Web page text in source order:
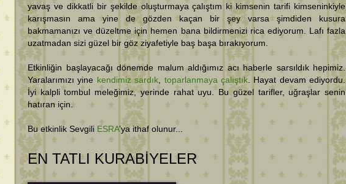
yavaş ve dikkatli bir şekilde oluşturmaya çalıştım ki kimsenin tarifi kimseninkiyle
karışmasın ama yine de gözden kaçan bir şey varsa şimdiden kusura
bakmamanızı ve düzeltme için hemen bana bildirmenizi rica ediyorum. Lafı fazla
uzatmadan sizi güzel bir göz ziyafetiyle baş başa bırakıyorum.
Etkinliğin başlayacağı dönemde malum aldığımız acı haberle sarsıldık hepimiz.
Yaralarımızı yine kendimiz sardık toparlanmaya çalıştık. Hayat devam ediyordu.
İyi kalpli tombul meleğimiz, yerinde rahat uyu. Bu güzel tarifler, uğraşlar senin
hatıran için.
Bu etkinlik Sevgili ESRA’ya ithaf olunur...
EN TATLI KURABİYELER